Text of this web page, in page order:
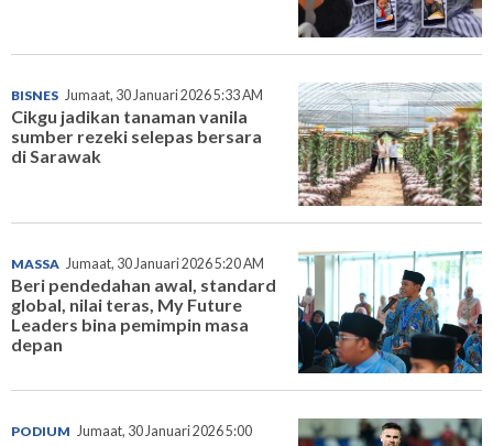
BISNES Jumaat, 30 Januari 2026 5:33 AM
Cikgu jadikan tanaman vanila
sumber rezeki selepas bersara
di Sarawak
MASSA Jumaat, 30 Januari 2026 5:20 AM
Beri pendedahan awal, standard
global, nilai teras, My Future
Leaders bina pemimpin masa
depan
PODIUM Jumaat, 30 Januari 2026 5:00